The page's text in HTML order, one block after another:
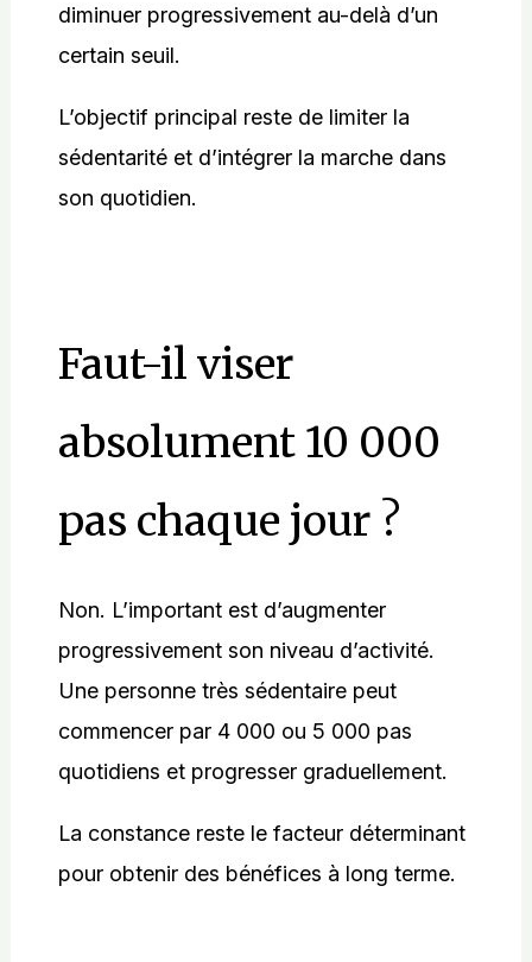
diminuer progressivement au-delà d’un
certain seuil.
L’objectif principal reste de limiter la
sédentarité et d’intégrer la marche dans
son quotidien.
Faut-il viser
absolument 10 000
pas chaque jour ?
Non. L’important est d’augmenter
progressivement son niveau d’activité.
Une personne très sédentaire peut
commencer par 4 000 ou 5 000 pas
quotidiens et progresser graduellement.
La constance reste le facteur déterminant
pour obtenir des bénéfices à long terme.